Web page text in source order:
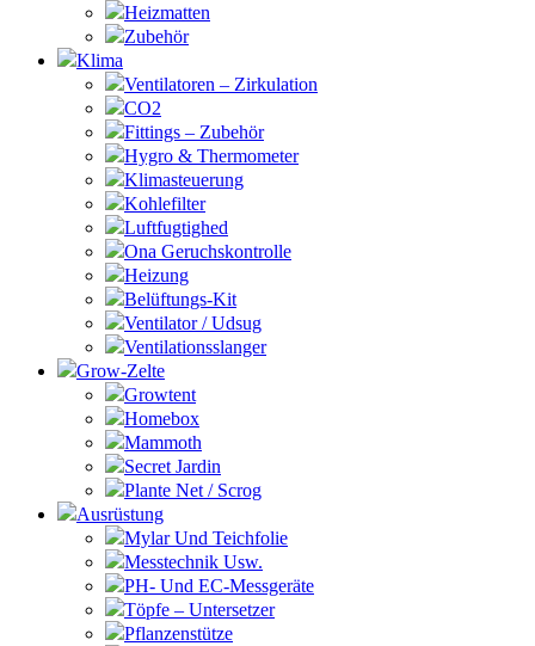
Heizmatten
Zubehör
Klima
Ventilatoren – Zirkulation
CO2
Fittings – Zubehör
Hygro & Thermometer
Klimasteuerung
Kohlefilter
Luftfugtighed
Ona Geruchskontrolle
Heizung
Belüftungs-Kit
Ventilator / Udsug
Ventilationsslanger
Grow-Zelte
Growtent
Homebox
Mammoth
Secret Jardin
Plante Net / Scrog
Ausrüstung
Mylar Und Teichfolie
Messtechnik Usw.
PH- Und EC-Messgeräte
Töpfe – Untersetzer
Pflanzenstütze